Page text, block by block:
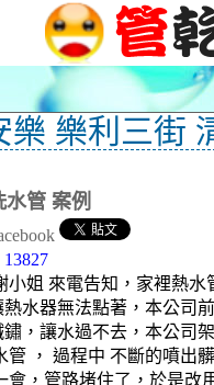
樂 樂利三街
水管 案例
小姐 來電告知，家裡熱水
熱水器無法點著，本公司
，讓水過不去，本公司
管 ， 過程中 不斷的噴出
會，管路堵住了，於是改